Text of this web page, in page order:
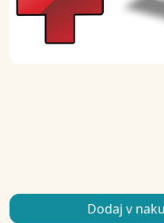
Dodaj v